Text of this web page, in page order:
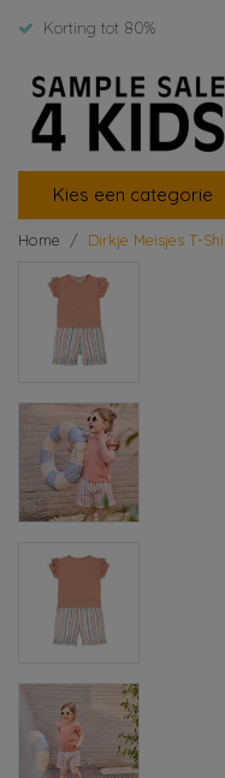
Korting tot 80%
Kies een categorie
Home Dirkje Meisjes T-